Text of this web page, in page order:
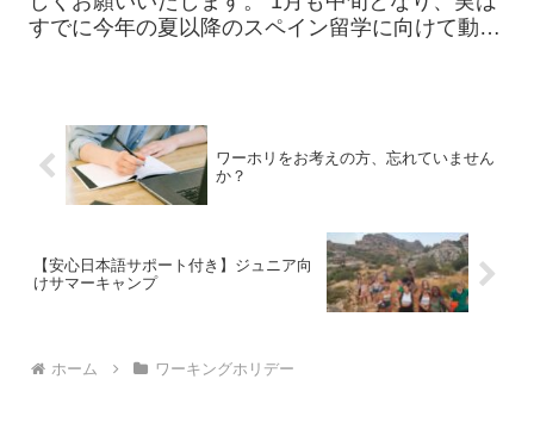
すでに今年の夏以降のスペイン留学に向けて動き
ワーホリをお考えの方、忘れていません
か？
【安心日本語サポート付き】ジュニア向
けサマーキャンプ
ホーム ワーキングホリデー